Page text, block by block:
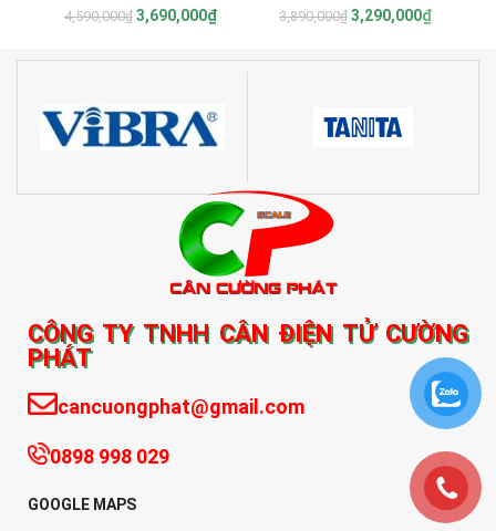
4,590,000₫ 3,690,000₫ 3,890,000₫ 3,290,000₫
CÔNG TY TNHH CÂN ĐIỆN TỬ CƯỜNG
PHÁT
cancuongphat@gmail.com
0898 998 029
GOOGLE MAPS